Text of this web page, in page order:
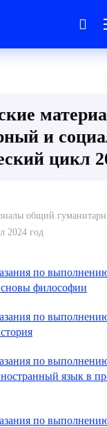
и
цикл
общий
2024 год
по
философии
по
по
язык в
по